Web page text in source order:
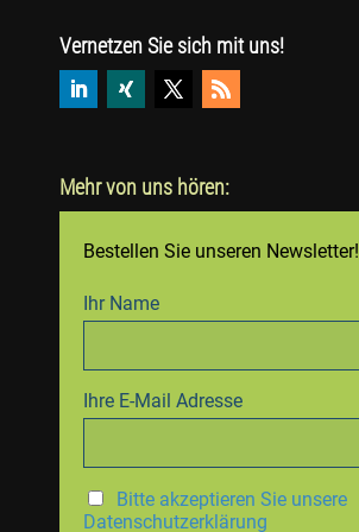
Vernetzen Sie sich mit uns!
Mehr von uns hören:
Bestellen Sie unseren Newsletter!
Ihr Name
Ihre E-Mail Adresse
Bitte akzeptieren Sie unsere
Datenschutzerklärung